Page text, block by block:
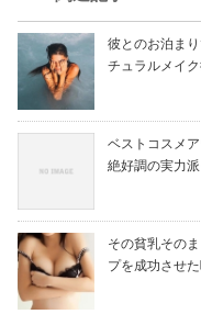
彼とのお泊ま
チュラルメイ
ベストコスメ
絶好調の実力
その貧乳その
プを成功させ